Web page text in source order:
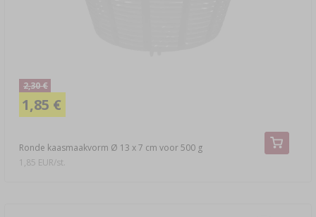
Ronde kaasmaakvorm Ø 13 x 7 cm voor 500 g
2,30 €
1,85 €
1,85 EUR/st.